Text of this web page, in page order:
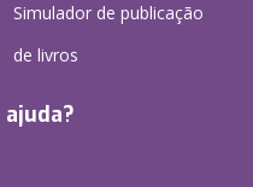
Simulador de publicação
de livros